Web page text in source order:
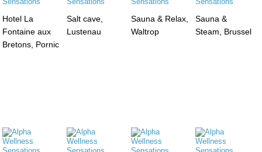
Hotel La
Fontaine aux
Bretons, Pornic
Salt cave,
Lustenau
Sauna & Relax,
Waltrop
Sauna &
Steam, Brussel